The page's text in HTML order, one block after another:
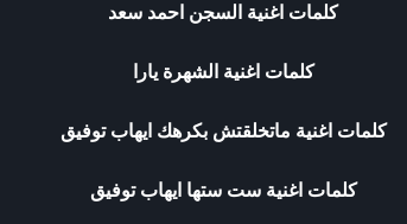
كلمات اغنية السجن احمد سعد
كلمات اغنية الشهرة يارا
كلمات اغنية ماتخلقتش بكرهك ايهاب توفيق
كلمات اغنية ست ستها ايهاب توفيق